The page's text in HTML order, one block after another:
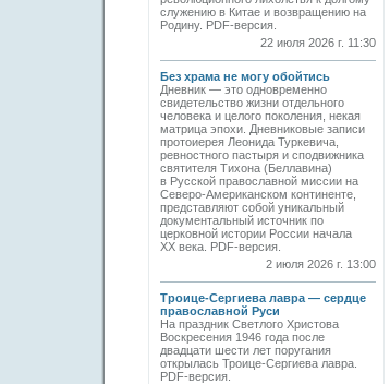
служению в Китае и возвращению на
Родину. PDF-версия.
22 июля 2026 г. 11:30
Без храма не могу обойтись
Дневник — это одновременно
свидетельство жизни отдельного
человека и целого поколения, некая
матрица эпохи. Дневниковые записи
протоиерея Леонида Туркевича,
ревностного пастыря и сподвижника
святителя Тихона (Беллавина)
в Русской православной миссии на
Северо-Американском континенте,
представляют собой уникальный
документальный источник по
церковной истории России начала
ХХ века. PDF-версия.
2 июля 2026 г. 13:00
Троице-Сергиева лавра — сердце
православной Руси
На праздник Светлого Христова
Воскресения 1946 года после
двадцати шести лет поругания
открылась Троице-Сергиева лавра.
PDF-версия.